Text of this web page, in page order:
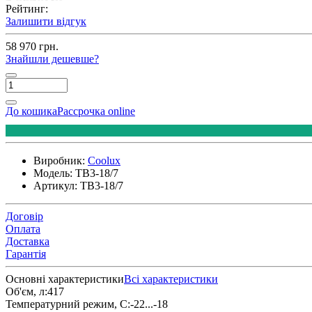
Рейтинг:
Залишити відгук
58 970 грн.
Знайшли дешевше?
До кошикаРассрочка online
Виробник: Coolux
Модель: TB3-18/7
Артикул: TB3-18/7
Договір
Оплата
Доставка
Гарантія
Основні характеристикиВсі характеристики
Об'єм, л:417
Температурний режим, С:-22...-18